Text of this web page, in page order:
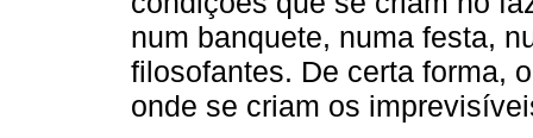
num banquete, numa festa,
filosofantes. De certa forma,
onde se criam os